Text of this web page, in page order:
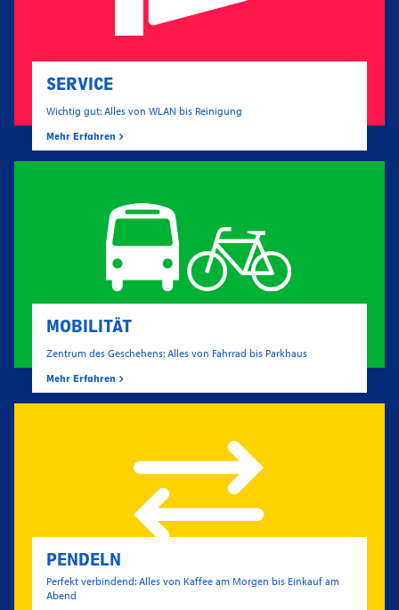
SERVICE
Wichtig gut: Alles von WLAN bis Reinigung
Mehr Erfahren
MOBILITÄT
Zentrum des Geschehens: Alles von Fahrrad bis Parkhaus
Mehr Erfahren
PENDELN
Perfekt verbindend: Alles von Kaffee am Morgen bis Einkauf am
Abend